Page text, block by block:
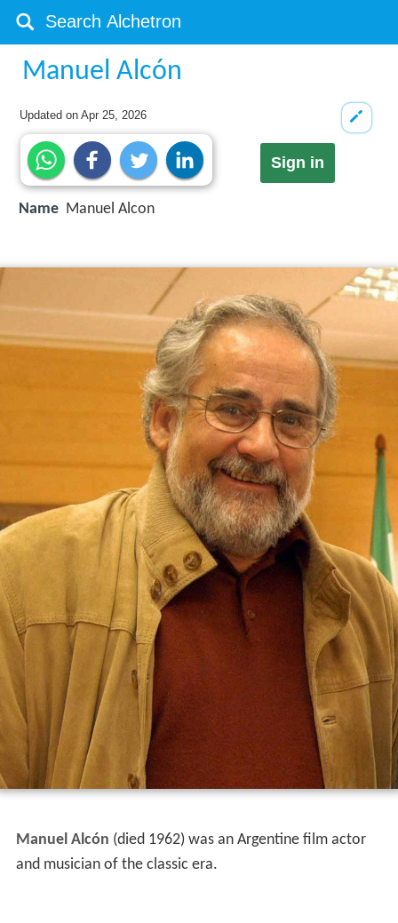
Manuel Alcón
Updated onApr 25, 2026
Sign in
Name Manuel Alcon
Manuel Alcón (died 1962) was an Argentine film actor
and musician of the classic era.